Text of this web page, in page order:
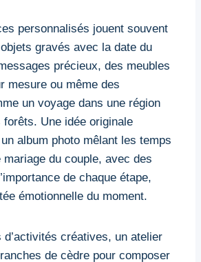
personnalisés jouent souvent
gravés avec la date du
précieux, des meubles
mesure ou même des
un voyage dans une région
Une idée originale
album photo mêlant les temps
mariage du couple, avec des
de chaque étape,
émotionnelle du moment.
d’activités créatives, un atelier
de cèdre pour composer